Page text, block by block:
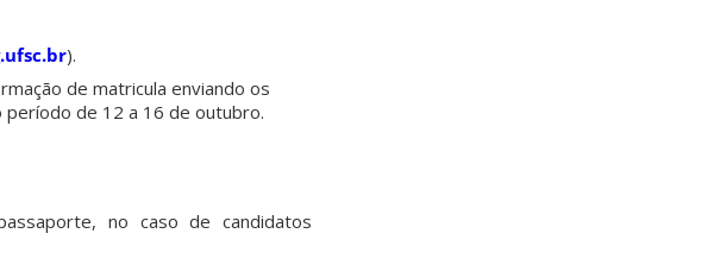
).
de matricula enviando os
período de 12 a 16 de outubro.
no caso de candidatos